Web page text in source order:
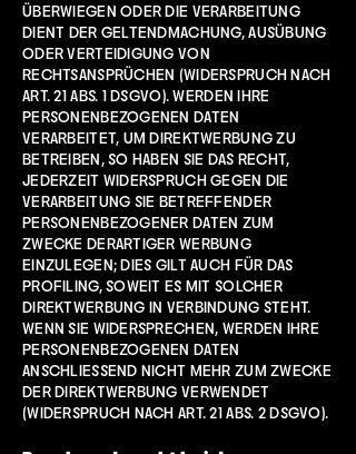
ÜBERWIEGEN ODER DIE VERARBEITUNG
DIENT DER GELTENDMACHUNG, AUSÜBUNG
ODER VERTEIDIGUNG VON
RECHTSANSPRÜCHEN (WIDERSPRUCH NACH
ART. 21 ABS. 1 DSGVO). WERDEN IHRE
PERSONENBEZOGENEN DATEN
VERARBEITET, UM DIREKTWERBUNG ZU
BETREIBEN, SO HABEN SIE DAS RECHT,
JEDERZEIT WIDERSPRUCH GEGEN DIE
VERARBEITUNG SIE BETREFFENDER
PERSONENBEZOGENER DATEN ZUM
ZWECKE DERARTIGER WERBUNG
EINZULEGEN; DIES GILT AUCH FÜR DAS
PROFILING, SOWEIT ES MIT SOLCHER
DIREKTWERBUNG IN VERBINDUNG STEHT.
WENN SIE WIDERSPRECHEN, WERDEN IHRE
PERSONENBEZOGENEN DATEN
ANSCHLIESSEND NICHT MEHR ZUM ZWECKE
DER DIREKTWERBUNG VERWENDET
(WIDERSPRUCH NACH ART. 21 ABS. 2 DSGVO).